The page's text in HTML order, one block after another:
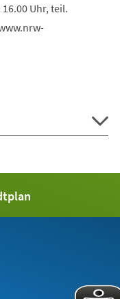
Uhr, teil.